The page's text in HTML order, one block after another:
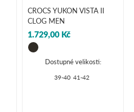
CROCS YUKON VISTA II
CLOG MEN
1.729,00 Kč
Dostupné velikosti:
39-40 41-42